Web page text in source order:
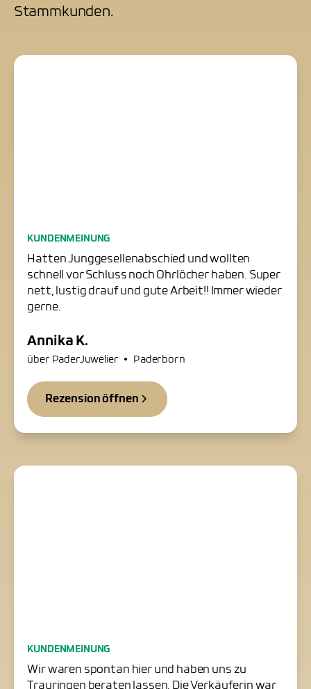
Stammkunden.
Junggesellenabschied
erfolgreich gerettet
KUNDENMEINUNG
Hatten Junggesellenabschied und wollten
schnell vor Schluss noch Ohrlöcher haben. Super
nett, lustig drauf und gute Arbeit!! Immer wieder
gerne.
Annika K.
über PaderJuwelier • Paderborn
Rezension öffnen
Freundliche Trauringschmiede
in Paderborn
KUNDENMEINUNG
Wir waren spontan hier und haben uns zu
Trauringen beraten lassen. Die Verkäuferin war